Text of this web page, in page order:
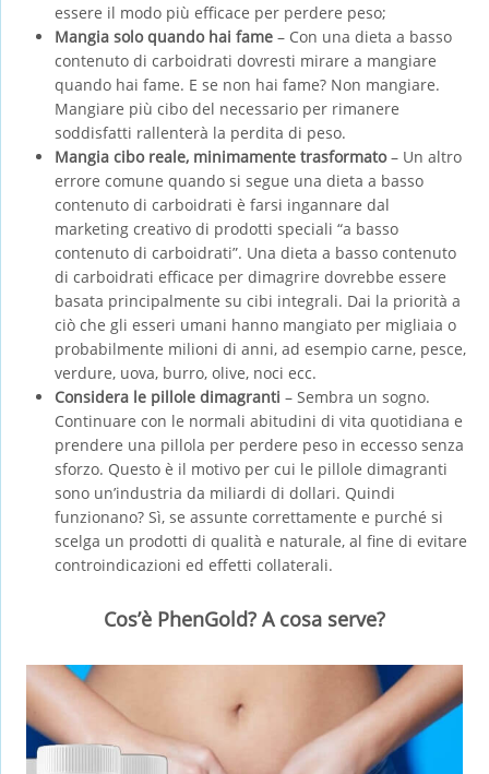
essere il modo più efficace per perdere peso;
Mangia solo quando hai fame – Con una dieta a basso
contenuto di carboidrati dovresti mirare a mangiare
quando hai fame. E se non hai fame? Non mangiare.
Mangiare più cibo del necessario per rimanere
soddisfatti rallenterà la perdita di peso.
Mangia cibo reale, minimamente trasformato– Un altro
errore comune quando si segue una dieta a basso
contenuto di carboidrati è farsi ingannare dal
marketing creativo di prodotti speciali “a basso
contenuto di carboidrati”. Una dieta a basso contenuto
di carboidrati efficace per dimagrire dovrebbe essere
basata principalmente su cibi integrali. Dai la priorità a
ciò che gli esseri umani hanno mangiato per migliaia o
probabilmente milioni di anni, ad esempio carne, pesce,
verdure, uova, burro, olive, noci ecc.
Considera le pillole dimagranti – Sembra un sogno.
Continuare con le normali abitudini di vita quotidiana e
prendere una pillola per perdere peso in eccesso senza
sforzo. Questo è il motivo per cui le pillole dimagranti
sono un’industria da miliardi di dollari. Quindi
funzionano? Sì, se assunte correttamente e purché si
scelga un prodotti di qualità e naturale, al fine di evitare
controindicazioni ed effetti collaterali.
Cos’è PhenGold? A cosa serve?